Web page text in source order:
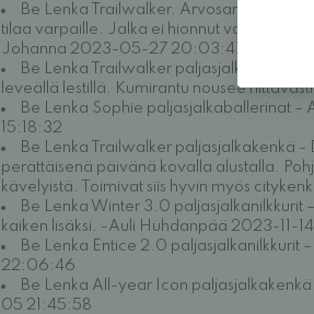
Be Lenka Trailwalker. Arvosana 5. Kuin
tilaa varpaille. Jalka ei hionnut vaikka
Johanna 2023-05-27 20:03:47
Be Lenka Trailwalker paljasjalkakenkä
leveällä lestillä. Kumirantu nousee
Be Lenka Sophie paljasjalkaballerinat
15:18:32
Be Lenka Trailwalker paljasjalkakenkä
perättäisenä päivänä kovalla alustalla.
kävelyistä. Toimivat siis hyvin myös
Be Lenka Winter 3.0 paljasjalkanilkkurit
kaiken lisäksi. -Auli Huhdanpää 2023-11-
Be Lenka Entice 2.0 paljasjalkanilkkurit
22:06:46
Be Lenka All-year Icon
05 21:45:58